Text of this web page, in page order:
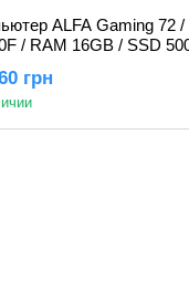
ALFA Gaming 72 /
/ RAM 16GB / SSD
грн